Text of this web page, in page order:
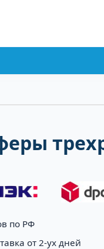
по РФ
от 2-ух дней